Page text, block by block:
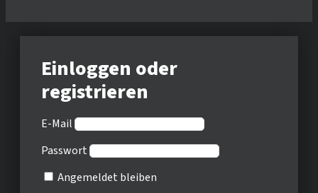
Einloggen oder
registrieren
E-Mail
Passwort
Angemeldet bleiben